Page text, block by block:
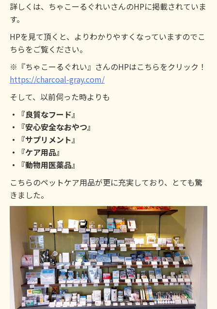
詳しくは、ちゃこーるぐれいさんのHPに掲載されていま
す。
HPを見て頂くと、よりわかりやすくなっていますのでこ
ちらをご覧ください。
※『ちゃこーるぐれい』さんのHPはこちらをクリック！
https://charcoal-gray.com/
そして、以前伺った時よりも
・『良質なフード』
・『安心安全なおやつ』
・『サプリメント』
・『ケア用品』
・『動物用医薬品』
こちらのペットケア用品が更に充実しており、とても驚
きました。